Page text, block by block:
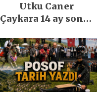
Utku Caner
Çaykara 14 ay sonra
kavuştu